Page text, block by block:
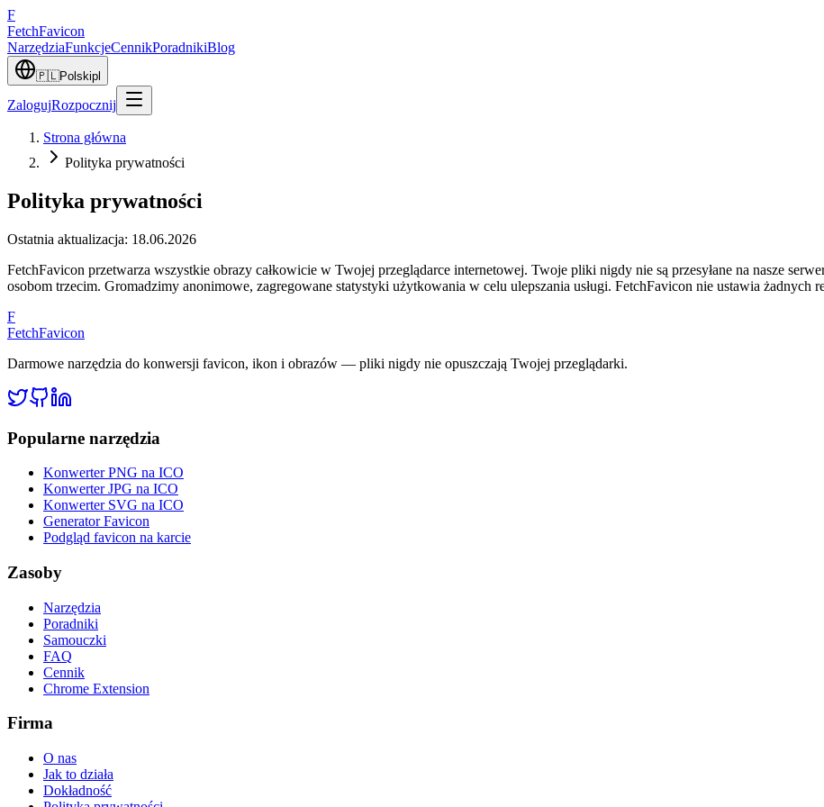
F
FetchFavicon
NarzędziaFunkcjeCennikPoradnikiBlog
🇵🇱Polskipl
ZalogujRozpocznij
Strona główna
Polityka prywatności
Polityka prywatności
Ostatnia aktualizacja: 18.06.2026
FetchFavicon przetwarza wszystkie obrazy całkowicie w Twojej przeglądarce internetowej. Twoje pliki nigdy nie są przesyłane na nasze
osobom trzecim. Gromadzimy anonimowe, zagregowane statystyki użytkowania w celu ulepszania usługi. FetchFavicon nie ustawia żadnych
F
FetchFavicon
Darmowe narzędzia do konwersji favicon, ikon i obrazów — pliki nigdy nie opuszczają Twojej przeglądarki.
Popularne narzędzia
Konwerter PNG na ICO
Konwerter JPG na ICO
Konwerter SVG na ICO
Generator Favicon
Podgląd favicon na karcie
Zasoby
Narzędzia
Poradniki
Samouczki
FAQ
Cennik
Chrome Extension
Firma
O nas
Jak to działa
Dokładność